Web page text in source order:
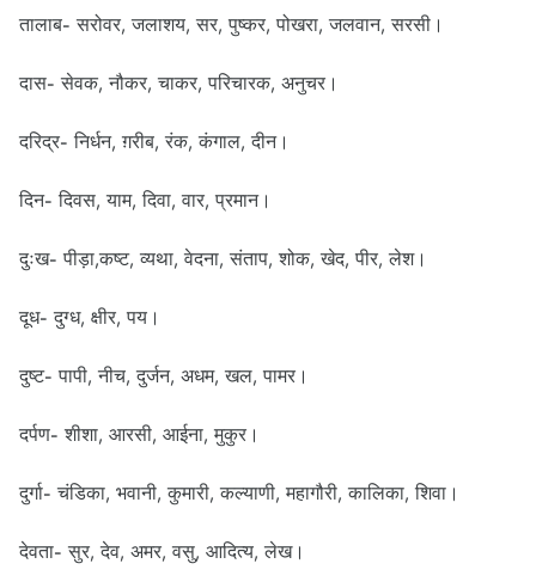
तालाब- सरोवर, जलाशय, सर, पुष्कर, पोखरा, जलवान, सरसी।
दास- सेवक, नौकर, चाकर, परिचारक, अनुचर।
दरिद्र- निर्धन, ग़रीब, रंक, कंगाल, दीन।
दिन- दिवस, याम, दिवा, वार, प्रमान।
दुःख- पीड़ा,कष्ट, व्यथा, वेदना, संताप, शोक, खेद, पीर, लेश।
दूध- दुग्ध, क्षीर, पय।
दुष्ट- पापी, नीच, दुर्जन, अधम, खल, पामर।
दर्पण- शीशा, आरसी, आईना, मुकुर।
दुर्गा- चंडिका, भवानी, कुमारी, कल्याणी, महागौरी, कालिका, शिवा।
देवता- सुर, देव, अमर, वसु, आदित्य, लेख।